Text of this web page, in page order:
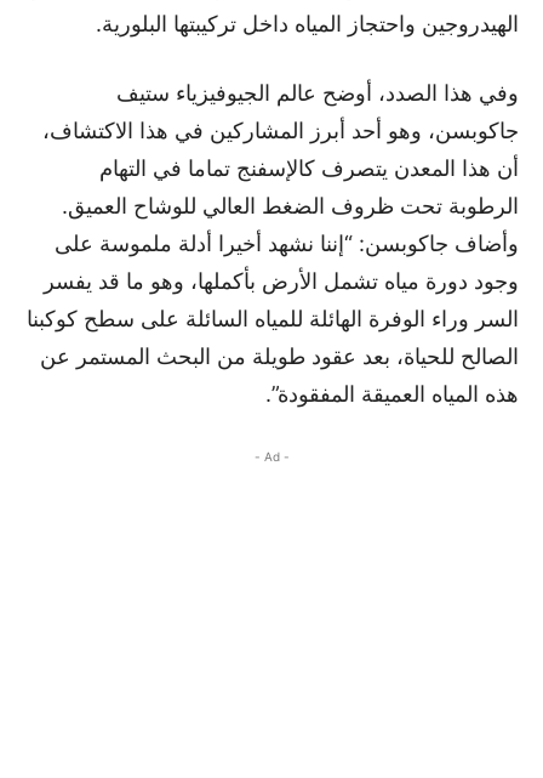
الهيدروجين واحتجاز المياه داخل تركيبتها البلورية.
وفي هذا الصدد، أوضح عالم الجيوفيزياء ستيف
جاكوبسن، وهو أحد أبرز المشاركين في هذا الاكتشاف،
أن هذا المعدن يتصرف كالإسفنج تماما في التهام
الرطوبة تحت ظروف الضغط العالي للوشاح العميق.
وأضاف جاكوبسن: “إننا نشهد أخيرا أدلة ملموسة على
وجود دورة مياه تشمل الأرض بأكملها، وهو ما قد يفسر
السر وراء الوفرة الهائلة للمياه السائلة على سطح كوكبنا
الصالح للحياة، بعد عقود طويلة من البحث المستمر عن
هذه المياه العميقة المفقودة”.
- Ad -